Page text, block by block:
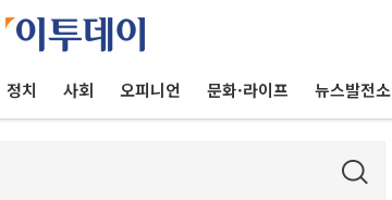
정치 사회 오피니언 문화·라이프 뉴스발전소